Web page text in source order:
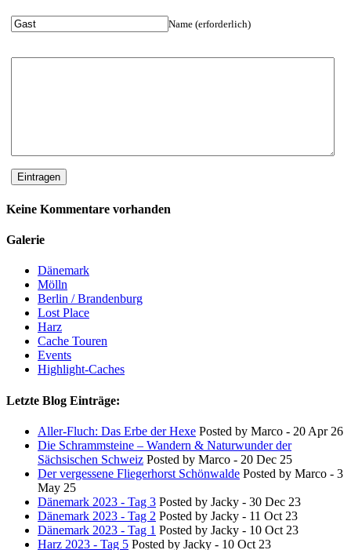
Name (erforderlich)
Keine Kommentare vorhanden
Galerie
Dänemark
Mölln
Berlin / Brandenburg
Lost Place
Harz
Cache Touren
Events
Highlight-Caches
Letzte Blog Einträge:
Aller-Fluch: Das Erbe der Hexe Posted by Marco - 20 Apr 26
Die Schrammsteine – Wandern & Naturwunder der
Sächsischen Schweiz Posted by Marco - 20 Dec 25
Der vergessene Fliegerhorst Schönwalde Posted by Marco - 3
May 25
Dänemark 2023 - Tag 3 Posted by Jacky - 30 Dec 23
Dänemark 2023 - Tag 2 Posted by Jacky - 11 Oct 23
Dänemark 2023 - Tag 1 Posted by Jacky - 10 Oct 23
Harz 2023 - Tag 5 Posted by Jacky - 10 Oct 23